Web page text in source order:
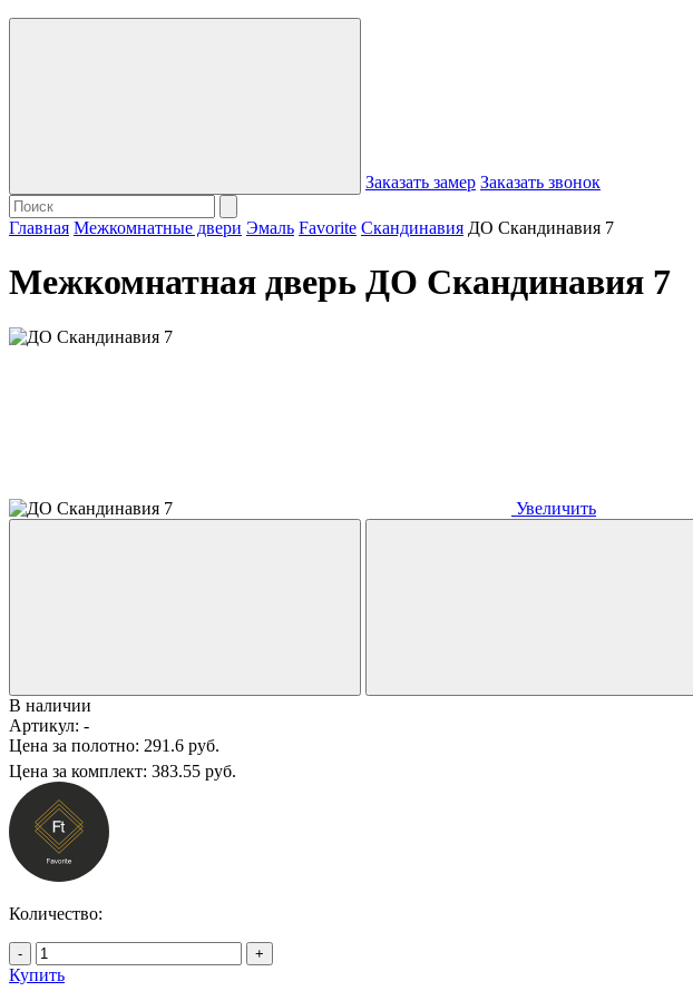
Заказать замер Заказать звонок
Главная Межкомнатные двери Эмаль Favorite Скандинавия ДО Скандинавия 7
Межкомнатная дверь ДО Скандинавия 7
Увеличить
В наличии
Артикул: -
Цена за полотно: 291.6 руб.
Цена за комплект: 383.55 руб.
Количество:
- +
Купить